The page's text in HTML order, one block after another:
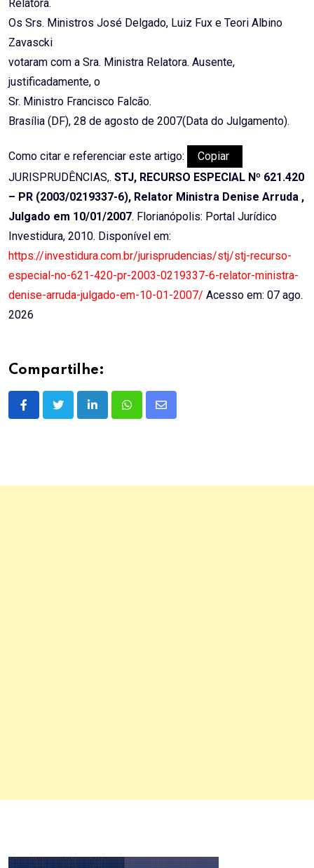
Relatora.
Os Srs. Ministros José Delgado, Luiz Fux e Teori Albino
Zavascki
votaram com a Sra. Ministra Relatora. Ausente,
justificadamente, o
Sr. Ministro Francisco Falcão.
Brasília (DF), 28 de agosto de 2007(Data do Julgamento).
Como citar e referenciar este artigo:
Copiar
JURISPRUDÊNCIAS,. STJ, RECURSO ESPECIAL Nº 621.420
– PR (2003/0219337-6), Relator Ministra Denise Arruda ,
Julgado em 10/01/2007. Florianópolis: Portal Jurídico
Investidura, 2010. Disponível em:
https://investidura.com.br/jurisprudencias/stj/stj-recurso-
especial-no-621-420-pr-2003-0219337-6-relator-ministra-
denise-arruda-julgado-em-10-01-2007/ Acesso em: 07 ago.
2026
Compartilhe:
LinkedInWhatsappShare